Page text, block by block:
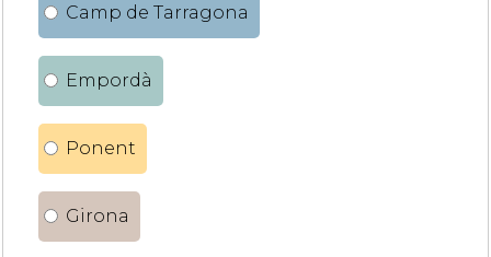
Camp de Tarragona
Empordà
Ponent
Girona